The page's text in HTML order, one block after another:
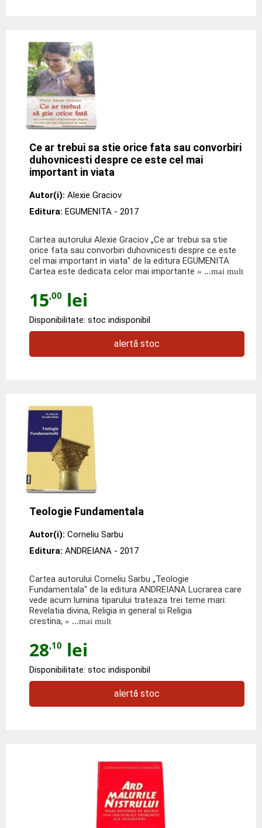
Ce ar trebui sa stie orice fata sau convorbiri
duhovnicesti despre ce este cel mai
important in viata
Autor(i): Alexie Graciov
Editura: EGUMENITA - 2017
Cartea autorului Alexie Graciov „Ce ar trebui sa stie
orice fata sau convorbiri duhovnicesti despre ce este
cel mai important in viata" de la editura EGUMENITA
Cartea este dedicata celor mai importante » ...mai mult
15,00 lei
Disponibilitate: stoc indisponibil
alertă stoc
Teologie Fundamentala
Autor(i): Corneliu Sarbu
Editura: ANDREIANA - 2017
Cartea autorului Corneliu Sarbu „Teologie
Fundamentala" de la editura ANDREIANA Lucrarea care
vede acum lumina tiparului trateaza trei teme mari:
Revelatia divina, Religia in general si Religia
crestina, » ...mai mult
28,10 lei
Disponibilitate: stoc indisponibil
alertă stoc